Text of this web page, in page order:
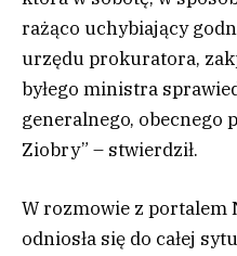
rażąco uchybiający
urzędu prokuratora,
byłego ministra
generalnego, obecnego
Ziobry” – stwierdził.
W rozmowie z portalem
odniosła się do całej